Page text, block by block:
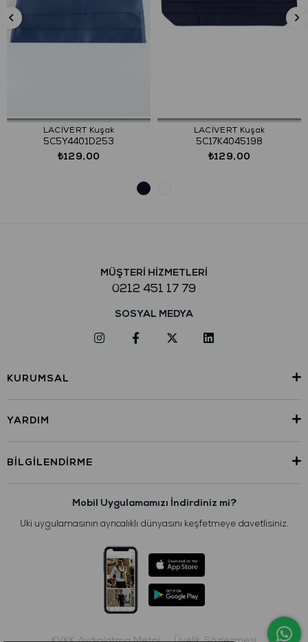
LACİVERT Kuşak
5C5Y4401D253
₺129,00
LACİVERT Kuşak
5C17K4045198
₺129,00
MÜŞTERİ HİZMETLERİ
0212 451 17 79
SOSYAL MEDYA
KURUMSAL
YARDIM
BILGILENDIRME
Mobil Uygulamamızı İndirdiniz mi?
Uki uygulamasının ayrıcalıklı dünyasını keşfetmeye davetlisiniz.